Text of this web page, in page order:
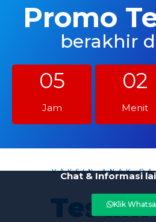
Promo
berakhir
05
Jam
02
Menit
VAKSIN ANAK
Chat & Informasi
Klik